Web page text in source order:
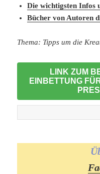
Die wichtigsten Infos
Bücher von Autoren
Thema: Tipps um die
LINK ZUM
EINBETTUNG